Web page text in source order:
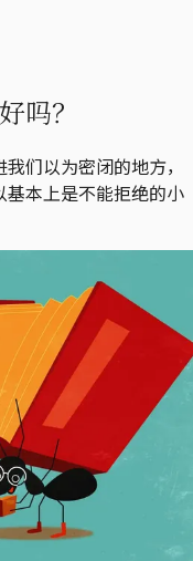
吗？
们以为密闭的地方，
本上是不能拒绝的小